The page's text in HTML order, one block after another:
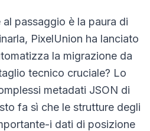
al passaggio è la paura di
PixelUnion ha lanciato
la migrazione da
tecnico cruciale? Lo
metadati JSON di
fa sì che le strutture degli
i dati di posizione